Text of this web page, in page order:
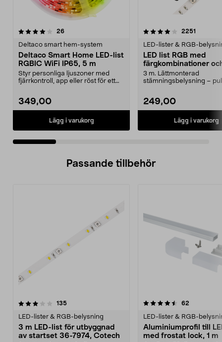
26recensioner
Deltaco smart hem-system
Deltaco Smart Home LED-list
RGBIC WiFi IP65, 5 m
Styr personliga ljuszoner med
fjärrkontroll, app eller röst för ett
349,00
Lägg i varukorg
4.0 av 5 stjärnor 2251
LED-lister & RGB-
LED list RGB med
färgkombinationer
fjärrkontroll, Cotech
3 m. Lättmonterad
stämningsbelysning –
249,00
Lägg i varukorg
4.0 av 5 stjärnor
Passande tillbehör
135recensioner
LED-lister & RGB-belysning
3 m LED-list för utbyggnad
av startset 36-7974, Cotech
4.5av 5 stjärnor 62
LED-lister & RGB-
Aluminiumprofil till
med frostat lock, 1 m
4.5av 5 stjärnor